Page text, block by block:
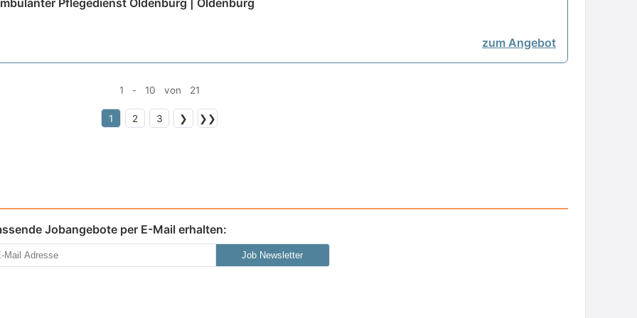
Pflegedienst Oldenburg | Oldenburg
zum Angebot
1 - 10 von 21
1 2 3 ❯ ❯❯
Jobangebote per E-Mail erhalten:
Job Newsletter